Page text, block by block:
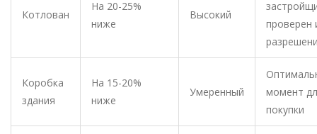
Котлован
На 20-25%
ниже
Высокий
проверен
Коробка
здания
На 15-20%
ниже
Умеренный
момент
покупки